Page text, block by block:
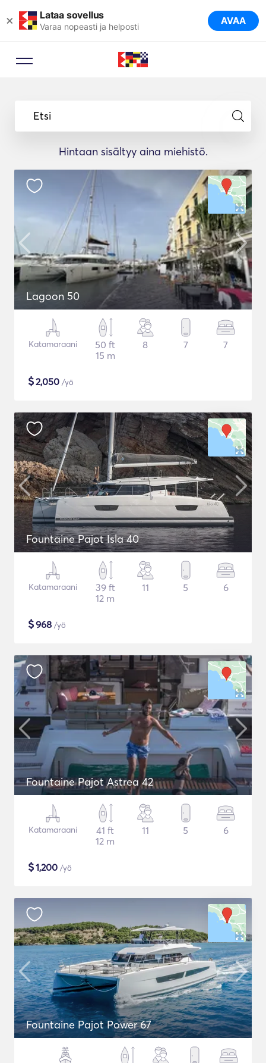
× Lataa sovellus
Varaa nopeasti ja helposti AVAA
Etsi
Hintaan sisältyy aina miehistö.
Lagoon 50
Katamaraani
50 ft
15 m
8 7 7
$2,050 /yö
Fountaine Pajot Isla 40
Katamaraani
39 ft
12 m
11 5 6
$968 /yö
Fountaine Pajot Astrea 42
Katamaraani
41 ft
12 m
11 5 6
$1,200 /yö
Fountaine Pajot Power 67